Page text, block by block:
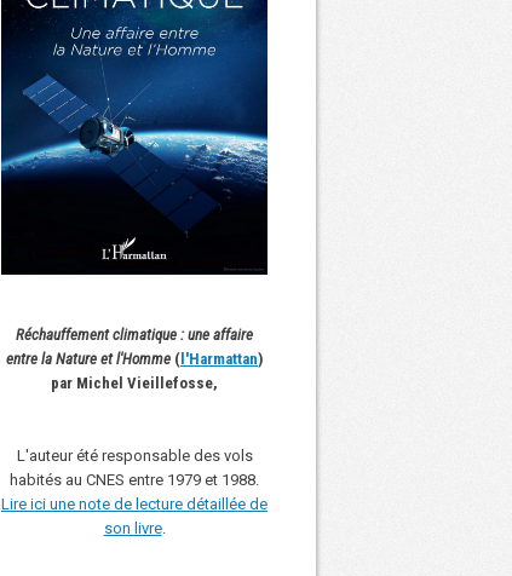
Réchauffement climatique : une affaire
entre la Nature et l'Homme (l'Harmattan)
par Michel Vieillefosse,
L'auteur été responsable des vols
habités au CNES entre 1979 et 1988.
Lire ici une note de lecture détaillée de
son livre.